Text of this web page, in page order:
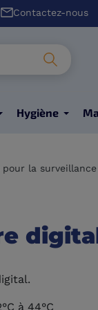
Contactez-nous
Hygiène
pour la
à 44°C